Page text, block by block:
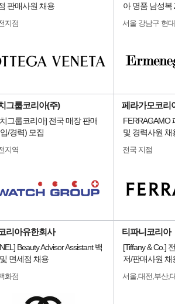
판매사원 채용
지점
아 명품 남성복
서울 강남구 현
그룹코리아(주)
그룹코리아] 전국 매장 판매
/경력) 모집
지역
페라가모코리
FERRAGAMO
및 경력사원 채
전국 지점
리아유한회사
Beauty Advisor Assistant 백
면세점 채용
화점
티파니코리아
[Tiffany & Co.]
저/판매사원 채
서울,대전,부산,